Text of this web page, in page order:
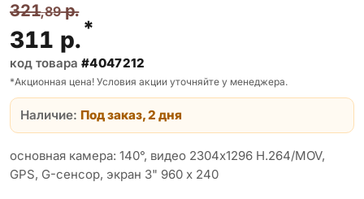
321,89р.
311 р.*
код товара #4047212
*Акционная цена! Условия акции уточняйте у менеджера.
Наличие: Под заказ, 2 дня
основная камера: 140°, видео 2304x1296 H.264/MOV,
GPS, G-сенсор, экран 3" 960 x 240